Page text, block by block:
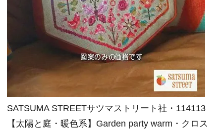
SATSUMA STREETサツマストリート社・114113
【太陽と庭・暖色系】Garden party warm・クロス